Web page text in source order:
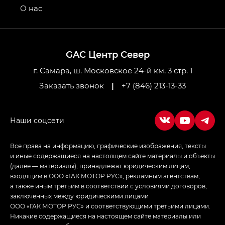
привод — GB AWD, Джи Эль Полный привод —
Джи Икс ПРЕМИУМ — GX PREMIUM, ЛАУНЖ —
LOUNGE
Empow — Эмпау (Empow) в комплектации
GAC Центр Север
г. Самара, ш. Московское 24-й км, 3 стр. 1
Заказать звонок
| +7 (846) 213-13-33
О нас
Все права на информацию, графические изображения, тексты
и иные содержащиеся на настоящем сайте материалы и объекты
(далее — материалы), принадлежат юридическим лицам,
входящим в ООО «ГАК МОТОР РУС», рекламным агентствам,
а также иным третьим в соответствии с условиями договоров,
заключенных между юридическими лицами
ООО «ГАК МОТОР РУС» и соответствующими третьими лицами.
Никакие содержащиеся на настоящем сайте материалы или